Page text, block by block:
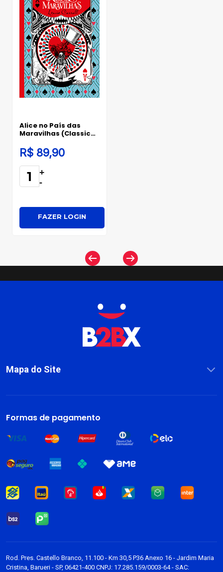
Alice no País das
Maravilhas (Classic
R$ 89,90
+
-
FAZER LOGIN
Mapa do Site
Formas de pagamento
Rod. Pres. Castello Branco, 11.100 - Km 30,5 P36 Anexo 16 - Jardim Maria
Cristina, Barueri - SP, 06421-400 CNPJ: 17.285.159/0003-64 - SAC: